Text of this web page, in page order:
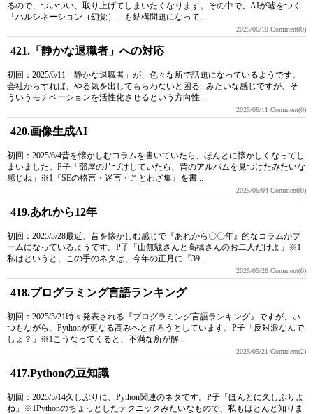
るので、ついつい、取り上げてしまいたくなります。その中で、AIが嘘をつく
「ハルシネーション（幻覚）」も結構問題になって...
2025/06/18 Comment(0)
421.「静かな退職者」への対応
初回：2025/6/11「静かな退職者」が、色々な所で話題になっているようです。
会社からすれば、やる気を出してもらわないと困る...みたいな感じですが、そ
ういうモチベーションを活性化させるという方向性...
2025/06/11 Comment(0)
420.画像生成AI
初回：2025/6/4昔を懐かしむコラムを書いていたら、ほんとに懐かしくなってし
まいました。P子「部屋の片づけしていたら、昔のアルバムを見つけたみたいな
感じね」※1『SEの格言・迷言・ことわざ集』を書...
2025/06/04 Comment(0)
419.あれから12年
初回：2025/5/28最近、昔を懐かしむ感じで『あれから〇〇年』的なコラムがブ
ームになっているようです。P子「山無駄さんと高橋さんのお二人だけよ」※1
私はというと、この手のネタは、今年の正月に『39...
2025/05/28 Comment(0)
418.プログラミング言語ランキング
初回：2025/5/21時々発表される『プログラミング言語ランキング』ですが、い
つもながら、Pythonが更なる高みへと昇ろうとしています。P子「反対派なんで
しょ？」※1こうなってくると、不満な所が解...
2025/05/21 Comment(2)
417.Pythonの豆知識
初回：2025/5/14久しぶりに、Python関連のネタです。P子「ほんとに久しぶりよ
ね」※1Pythonのちょっとしたテクニックみたいなもので、私もほとんど知りま